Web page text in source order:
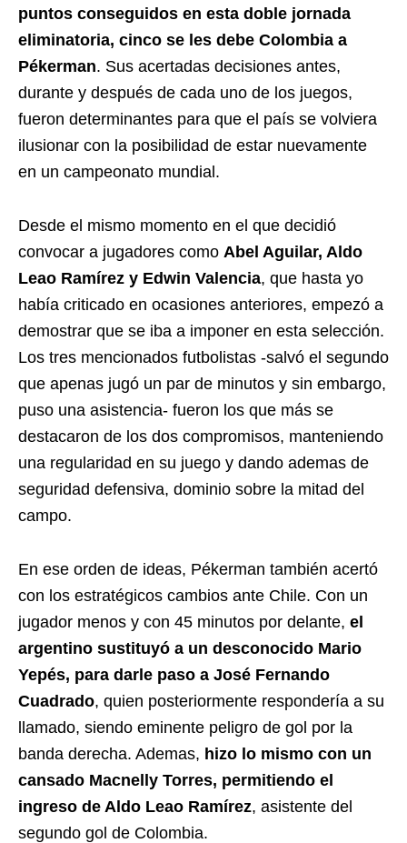
puntos conseguidos en esta doble jornada
eliminatoria, cinco se les debe Colombia a
Pékerman. Sus acertadas decisiones antes,
durante y después de cada uno de los juegos,
fueron determinantes para que el país se volviera
ilusionar con la posibilidad de estar nuevamente
en un campeonato mundial.
Desde el mismo momento en el que decidió
convocar a jugadores como Abel Aguilar, Aldo
Leao Ramírez y Edwin Valencia, que hasta yo
había criticado en ocasiones anteriores, empezó a
demostrar que se iba a imponer en esta selección.
Los tres mencionados futbolistas -salvó el segundo
que apenas jugó un par de minutos y sin embargo,
puso una asistencia- fueron los que más se
destacaron de los dos compromisos, manteniendo
una regularidad en su juego y dando ademas de
seguridad defensiva, dominio sobre la mitad del
campo.
En ese orden de ideas, Pékerman también acertó
con los estratégicos cambios ante Chile. Con un
jugador menos y con 45 minutos por delante, el
argentino sustituyó a un desconocido Mario
Yepés, para darle paso a José Fernando
Cuadrado, quien posteriormente respondería a su
llamado, siendo eminente peligro de gol por la
banda derecha. Ademas, hizo lo mismo con un
cansado Macnelly Torres, permitiendo el
ingreso de Aldo Leao Ramírez, asistente del
segundo gol de Colombia.